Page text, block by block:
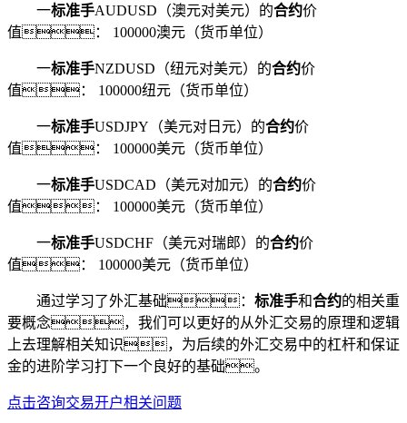
一标准手AUDUSD（澳元对美元）的合约价
值： 100000澳元（货币单位）
一标准手NZDUSD（纽元对美元）的合约价
值： 100000纽元（货币单位）
一标准手USDJPY（美元对日元）的合约价
值： 100000美元（货币单位）
一标准手USDCAD（美元对加元）的合约价
值： 100000美元（货币单位）
一标准手USDCHF（美元对瑞郎）的合约价
值： 100000美元（货币单位）
通过学习了外汇基础： 标准手和合约的相关重
要概念，我们可以更好的从外汇交易的原理和逻辑
上去理解相关知识，为后续的外汇交易中的杠杆和保证
金的进阶学习打下一个良好的基础。
点击咨询交易开户相关问题